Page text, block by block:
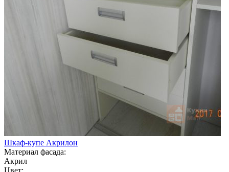
Шкаф-купе Акрилон
Материал фасада:
Акрил
Цвет: